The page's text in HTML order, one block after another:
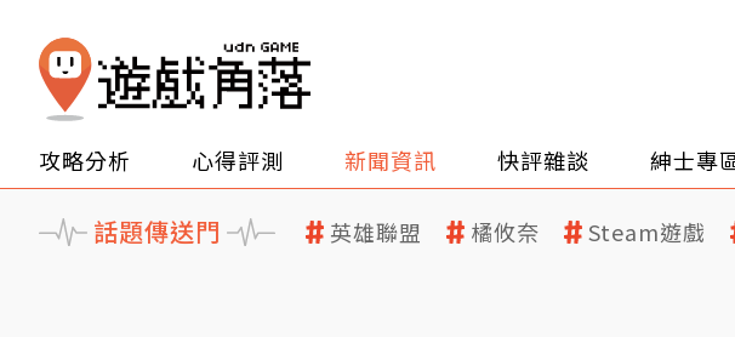
攻略分析 心得評測 新聞資訊 快評雜談 紳士專
話題傳送門 英雄聯盟 橘攸奈 Steam遊戲